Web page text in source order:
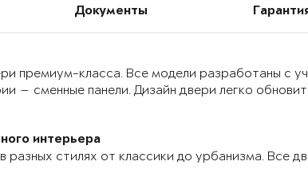
Документы
премиум-класса. Все модели разработаны с
— сменные панели. Дизайн двери легко
интерьера
разных стилях от классики до урбанизма. Все